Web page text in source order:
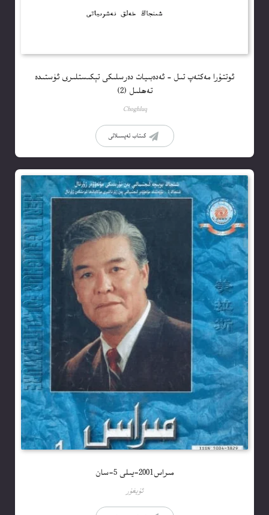
ئوتتۇرا مەكتەپ تىل – ئەدەبىيات دەرسلىكى تېكىستلىرى ئۈستىدە
تەھلىل (2)
Choghluq
كىتاب تەپسىلاتى
مىراس2001-يىلى 5-سان
ئۇيغۇر